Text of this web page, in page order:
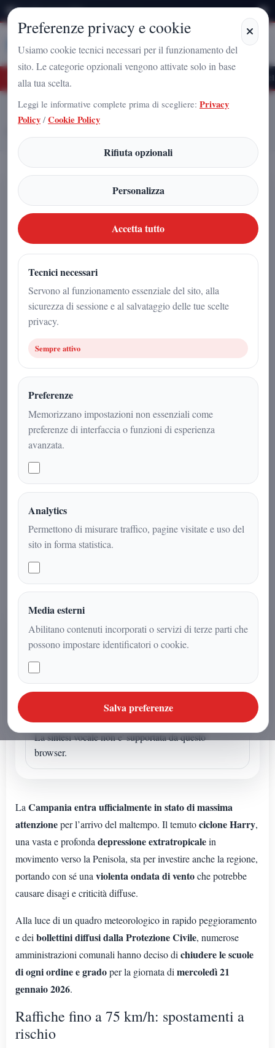
Giovedì 6 Agosto 2026
StampaCampania
Nazionale a Caserta: l'uomo che sta costruendo il radicamento del
Home
Articoli
Ciclone Harry in arrivo, la Campania si ferma: scuole chiuse e massima
allerta per il vento forte
Ciclone Harry in arrivo, la Campania
si ferma: scuole chiuse e massima
allerta per il vento forte
20 gennaio 2026
2min | Cronaca
Maltempo in Campania, vento forte e
scuole chiuse nel Casertano: massima
attenzione per l’arrivo del ciclone
Harry.
Ascolta o avvia la sintesi
Se l'articolo non ha un audio dedicato puoi avviare la
Sintesi vocale browser
La sintesi vocale non e' supportata da questo
browser.
La Campania entra ufficialmente in stato di massima
attenzioneper l’arrivo del maltempo. Il temutociclone Harry,
una vasta e profonda depressione extratropicalein
movimento verso la Penisola, sta per investire anche la regione,
portando con sé una violenta ondata di ventoche potrebbe
causare disagi e criticità diffuse.
Alla luce di un quadro meteorologico in rapido peggioramento
e dei bollettini diffusi dalla Protezione Civile, numerose
amministrazioni comunali hanno deciso di chiudere le scuole
di ogni ordine e gradoper la giornata di mercoledì 21
gennaio 2026.
Raffiche fino a 75 km/h: spostamenti a
rischio
Preferenze privacy e cookie
Usiamo cookie tecnici necessari per il funzionamento del
sito. Le categorie opzionali vengono attivate solo in base
alla tua scelta.
Leggi le informative complete prima di scegliere: Privacy
Policy / Cookie Policy
Rifiuta opzionali
Personalizza
Accetta tutto
Tecnici necessari
Servono al funzionamento essenziale del sito, alla
sicurezza di sessione e al salvataggio delle tue scelte
privacy.
Sempre attivo
Preferenze
Memorizzano impostazioni non essenziali come
preferenze di interfaccia o funzioni di esperienza
avanzata.
Analytics
Permettono di misurare traffico, pagine visitate e uso del
sito in forma statistica.
Media esterni
Abilitano contenuti incorporati o servizi di terze parti che
possono impostare identificatori o cookie.
Salva preferenze